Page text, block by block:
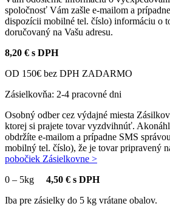
spoločnosť Vám zašle e-mailom a
dispozícii mobilné tel. číslo) informáciu o
doručovaný na Vašu adresu.
8,20 € s DPH
OD 150€ bez DPH ZADARMO
Zásielkovňa: 2-4 pracovné dni
Osobný odber cez výdajné miesta
ktorej si prajete tovar vyzdvihnúť.
obdržíte e-mailom a prípadne SMS
mobilný tel. číslo), že je tovar pripravený
pobočiek Zásielkovne >
0 – 5kg 4,50 € s DPH
Iba pre zásielky do 5 kg vrátane obalov.